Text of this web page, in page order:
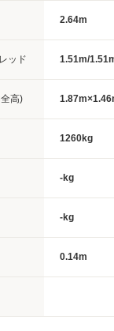
2.64m
ッド 1.51m/
高)
1260kg
-kg
-kg
0.14m